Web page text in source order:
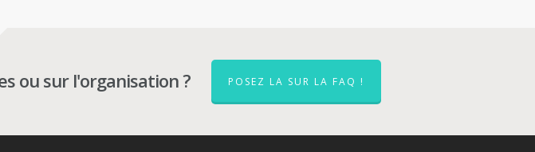
ou sur l'organisation ? POSEZ LA SUR LA FAQ !